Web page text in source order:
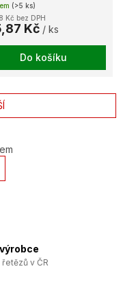
(>5 ks)
Kč bez DPH
Kč / ks
Do košíku
v ČR